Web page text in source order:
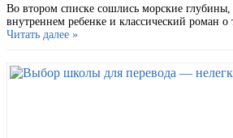
Во втором списке сошлись морские глубины,
внутреннем ребенке и классический роман
Читать далее »